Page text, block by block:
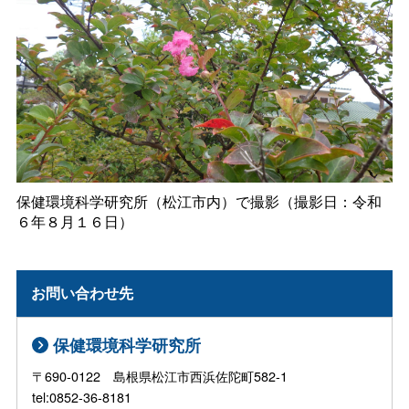
保健環境科学研究所（松江市内）で撮影（撮影日：令和
６年８月１６日）
お問い合わせ先
保健環境科学研究所
〒690-0122 島根県松江市西浜佐陀町582-1
tel:0852-36-8181